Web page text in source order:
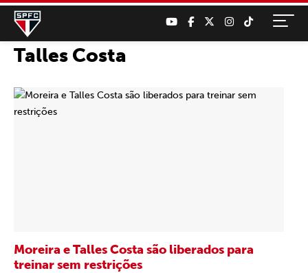
Talles Costa
Moreira e Talles Costa são liberados para
treinar sem restrições